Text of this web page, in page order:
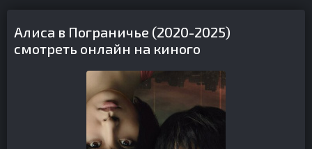
Алиса в Пограничье (2020-2025)
смотреть онлайн на киного